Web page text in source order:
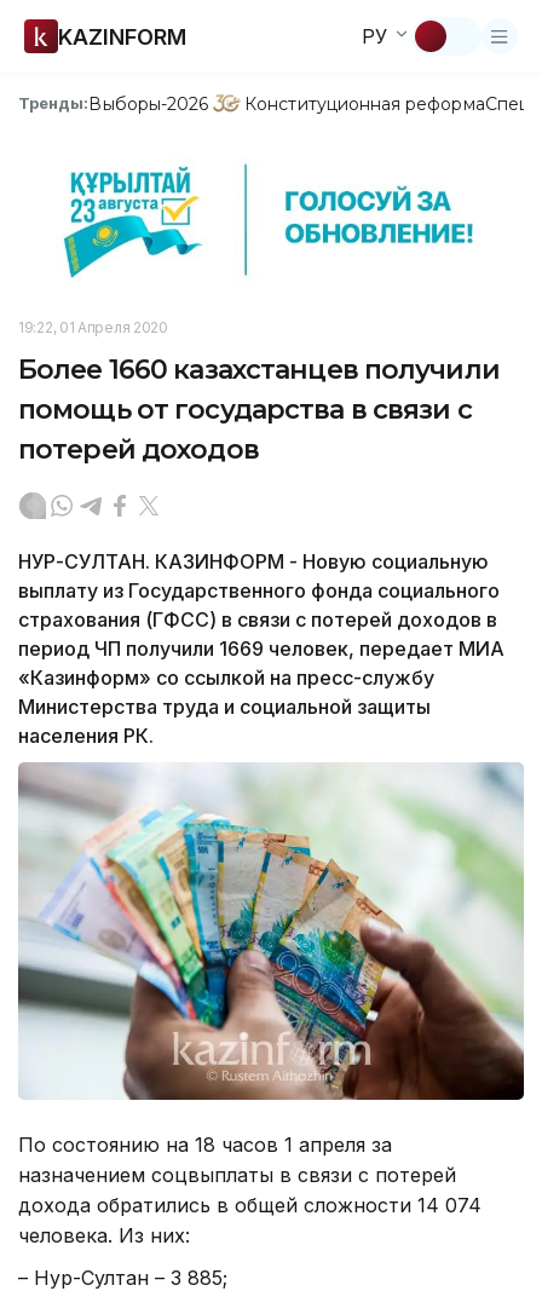
KAZINFORM РУ
Тренды:Выборы-2026 Конституционная реформа
19:22, 01 Апреля 2020
Более 1660 казахстанцев получили
помощь от государства в связи с
потерей доходов
НУР-СУЛТАН. КАЗИНФОРМ - Новую социальную
выплату из Государственного фонда социального
страхования (ГФСС) в связи с потерей доходов в
период ЧП получили 1669 человек, передает МИА
«Казинформ» со ссылкой на пресс-службу
Министерства труда и социальной защиты
населения РК.
По состоянию на 18 часов 1 апреля за
назначением соцвыплаты в связи с потерей
дохода обратились в общей сложности 14 074
человека. Из них:
– Нур-Султан – 3 885;